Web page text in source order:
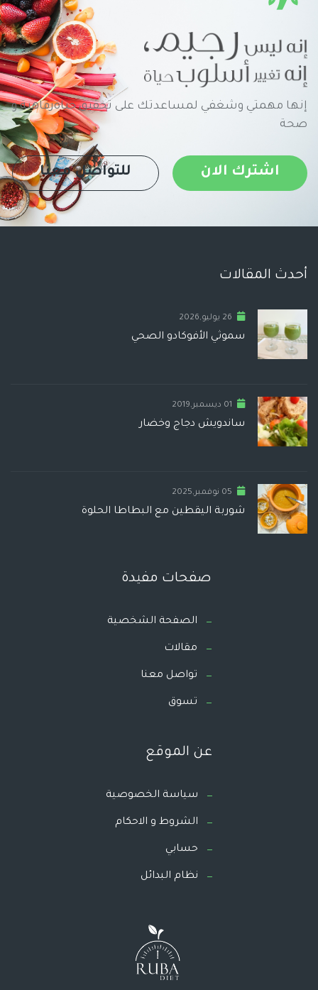
إنها مهمتي وشغفي لمساعدتك على تحقيق حياةرفاهية و
صحة
اشترك الان للتواصل معنا
أحدث المقالات
26 يوليو,2026
سموثي الأفوكادو الصحي
01 ديسمبر,2019
ساندويش دجاج وخضار
05 نوفمبر,2025
شوربة اليقطين مع البطاطا الحلوة
صفحات مفيدة
الصفحة الشخصية
مقالات
تواصل معنا
تسوق
عن الموقع
سياسة الخصوصية
الشروط و الاحكام
حسابي
نظام البدائل